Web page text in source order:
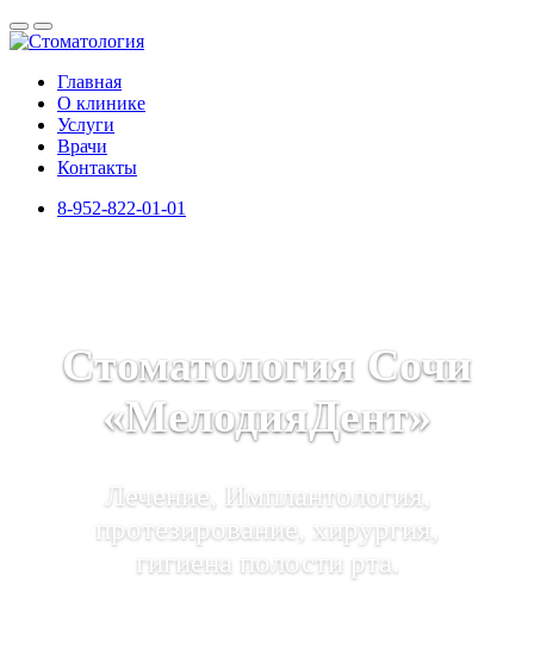
Главная
О клинике
Услуги
Врачи
Контакты
8-952-822-01-01
Стоматология Сочи
«МелодияДент»
Лечение, Имплантология,
протезирование, хирургия,
гигиена полости рта.